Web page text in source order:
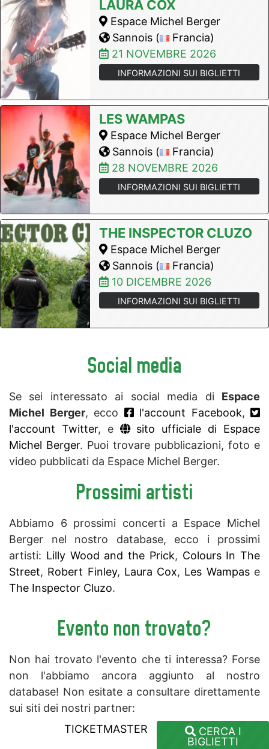
LAURA COX
Espace Michel Berger
Sannois (
Francia)
21 NOVEMBRE 2026
INFORMAZIONI SUI BIGLIETTI
LES WAMPAS
Espace Michel Berger
Sannois (
Francia)
28 NOVEMBRE 2026
INFORMAZIONI SUI BIGLIETTI
THE INSPECTOR CLUZO
Espace Michel Berger
Sannois (
Francia)
10 DICEMBRE 2026
INFORMAZIONI SUI BIGLIETTI
Social media
Se sei interessato ai social media di Espace
Michel Berger, ecco l'account Facebook,
l'account Twitter, e
sito ufficiale di Espace
Michel Berger. Puoi trovare pubblicazioni, foto e
video pubblicati da Espace Michel Berger.
Prossimi artisti
Abbiamo 6 prossimi concerti a Espace Michel
Berger nel nostro database, ecco i prossimi
artisti: Lilly Wood and the Prick, Colours In The
Street, Robert Finley, Laura Cox, Les Wampase
The Inspector Cluzo.
Evento non trovato?
Non hai trovato l'evento che ti interessa? Forse
non l'abbiamo ancora aggiunto al nostro
database! Non esitate a consultare direttamente
sui siti dei nostri partner:
TICKETMASTER
CERCA I
BIGLIETTI